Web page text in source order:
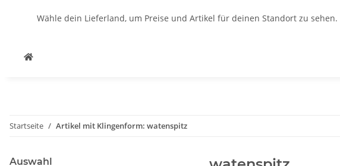
Wähle dein Lieferland, um Preise und Artikel für deinen Standort zu sehen.
Startseite Artikel mit Klingenform: watenspitz
Auswahl